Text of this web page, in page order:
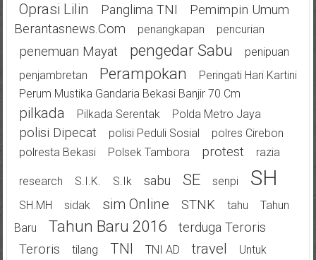
Oprasi Lilin Panglima TNI
Pemimpin Umum
Berantasnews.com
Penangkapan Pencurian
Penemuan Mayat Pengedar Sabu
Penipuan
Penjambretan
Perampokan
Peringati Hari Kartini
Perum Mustika Gandaria Bekasi Banjir 70 Cm
Pilkada Pilkada Serentak Polda Metro Jaya
Polisi Dipecat Polisi Peduli Sosial
Polres Cirebon
Polresta Bekasi
Polsek Tambora Protest Razia
Research S.I.K. S.Ik Sabu SE Senpi SH
SH.MH Sidak Sim Online STNK Tahu
Tahun
Baru
Tahun Baru 2016
Terduga Teroris
Teroris
Tilang TNI TNI AD Travel
Untuk